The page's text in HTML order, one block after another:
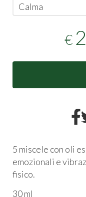
Calma
€
5 miscele con oli
emozionali e
fisico.
30 ml